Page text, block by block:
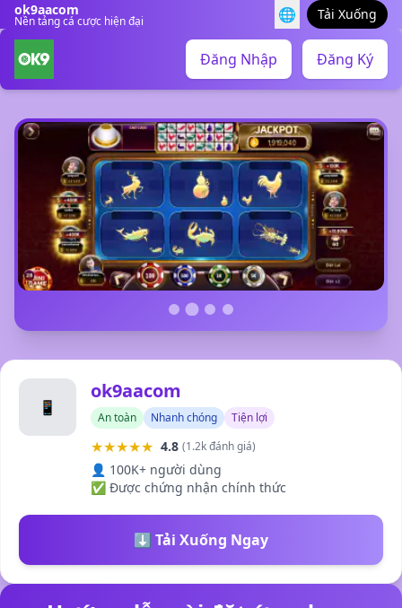
ok9aacom
Nền tảng cá cược hiện đại 🌐 Tải Xuống
Đăng Nhập Đăng Ký
📱
ok9aacom
An toàn Nhanh chóng Tiện lợi
★★★★★ 4.8 (1.2k đánh giá)
👤 100K+ người dùng
✅ Được chứng nhận chính thức
⬇️ Tải Xuống Ngay